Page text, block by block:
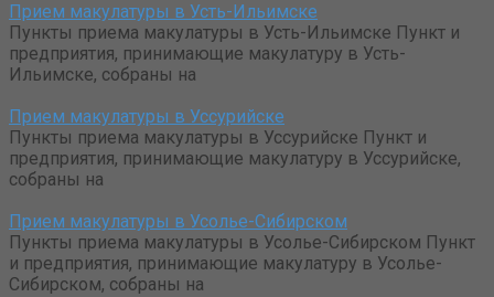
Прием макулатуры в Усть-Ильимске
Пункты приема макулатуры в Усть-Ильимске Пункт и
предприятия, принимающие макулатуру в Усть-
Ильимске, собраны на
Прием макулатуры в Уссурийске
Пункты приема макулатуры в Уссурийске Пункт и
предприятия, принимающие макулатуру в Уссурийске,
собраны на
Прием макулатуры в Усолье-Сибирском
Пункты приема макулатуры в Усолье-Сибирском Пункт
и предприятия, принимающие макулатуру в Усолье-
Сибирском, собраны на